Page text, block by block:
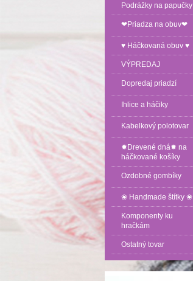
Podrážky na papučky
❤Priadza na obuv❤
♥ Háčkovaná obuv ♥
VÝPREDAJ
Dopredaj priadzí
Ihlice a háčiky
Kabelkový polotovar
✹Drevené dná✹ na
háčkované košíky
Ozdobné gombíky
❀ Handmade štítky ❀
Komponenty ku
hračkám
Ostatný tovar